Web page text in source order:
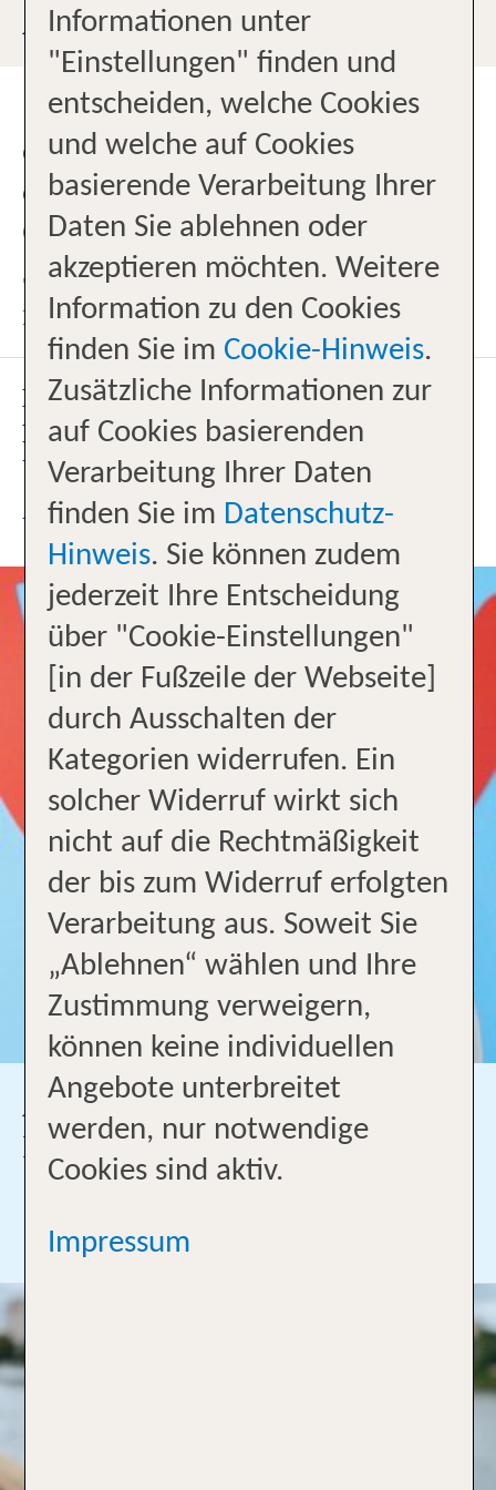
ANFAHRTSBESCHREIBUNG
Sie finden uns in Oldenburg von
der Innenstadt aus kommend auf
der rechten Seite in Höhe des
Gertrudenfriedhofs. Die Buslinien
301, 304 und 322 halten direkt
neben unserem Reisebüro.
DÜRFEN WIR SIE BEI DER
PLANUNG IHRER TRAUMFERIEN
UNTERSTÜTZEN?
UNSER TEAM
Andrea Schütte
Inhaberin
oldenburg2@tui-reisecenter.de
Informationen unter
"Einstellungen" finden und
entscheiden, welche Cookies
und welche auf Cookies
basierende Verarbeitung Ihrer
Daten Sie ablehnen oder
akzeptieren möchten. Weitere
Information zu den Cookies
finden Sie im Cookie-Hinweis.
Zusätzliche Informationen zur
auf Cookies basierenden
Verarbeitung Ihrer Daten
finden Sie im Datenschutz-
Hinweis. Sie können zudem
jederzeit Ihre Entscheidung
über "Cookie-Einstellungen"
[in der Fußzeile der Webseite]
durch Ausschalten der
Kategorien widerrufen. Ein
solcher Widerruf wirkt sich
nicht auf die Rechtmäßigkeit
der bis zum Widerruf erfolgten
Verarbeitung aus. Soweit Sie
„Ablehnen“ wählen und Ihre
Zustimmung verweigern,
können keine individuellen
Angebote unterbreitet
werden, nur notwendige
Cookies sind aktiv.
Impressum